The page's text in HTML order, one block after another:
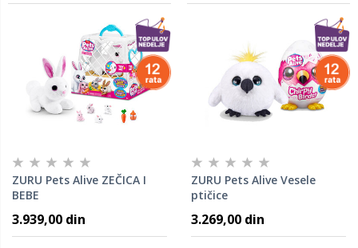
ZURU Pets Alive ZEČICA I
BEBE
3.939,00 din
ZURU Pets Alive Vesele
ptičice
3.269,00 din